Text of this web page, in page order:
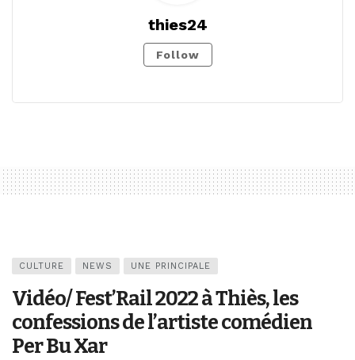
thies24
Follow
CULTURE NEWS UNE PRINCIPALE
Vidéo/ Fest’Rail 2022 à Thiès, les
confessions de l’artiste comédien
Per Bu Xar